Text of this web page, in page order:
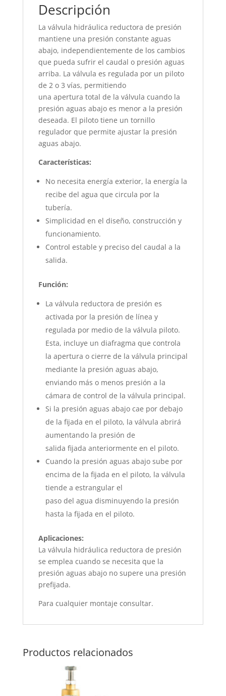
Descripción
La válvula hidráulica reductora de presión
mantiene una presión constante aguas
abajo, independientemente de los cambios
que pueda sufrir el caudal o presión aguas
arriba. La válvula es regulada por un piloto
de 2 o 3 vías, permitiendo
una apertura total de la válvula cuando la
presión aguas abajo es menor a la presión
deseada. El piloto tiene un tornillo
regulador que permite ajustar la presión
aguas abajo.
Características:
No necesita energía exterior, la energía la
recibe del agua que circula por la
tubería.
Simplicidad en el diseño, construcción y
funcionamiento.
Control estable y preciso del caudal a la
salida.
Función:
La válvula reductora de presión es
activada por la presión de línea y
regulada por medio de la válvula piloto.
Esta, incluye un diafragma que controla
la apertura o cierre de la válvula principal
mediante la presión aguas abajo,
enviando más o menos presión a la
cámara de control de la válvula principal.
Si la presión aguas abajo cae por debajo
de la fijada en el piloto, la válvula abrirá
aumentando la presión de
salida fijada anteriormente en el piloto.
Cuando la presión aguas abajo sube por
encima de la fijada en el piloto, la válvula
tiende a estrangular el
paso del agua disminuyendo la presión
hasta la fijada en el piloto.
Aplicaciones:
La válvula hidráulica reductora de presión
se emplea cuando se necesita que la
presión aguas abajo no supere una presión
prefijada.
Para cualquier montaje consultar.
Productos relacionados